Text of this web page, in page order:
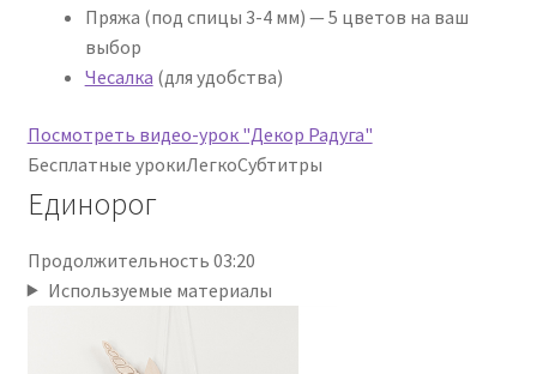
Пряжа (под спицы 3-4 мм) — 5 цветов на ваш
выбор
Чесалка (для удобства)
Посмотреть видео-урок "Декор Радуга"
Бесплатные урокиЛегкоСубтитры
Единорог
Продолжительность 03:20
Используемые материалы